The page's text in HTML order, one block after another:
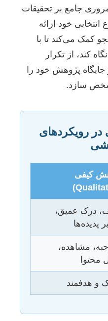
جامع بر تحقیقات
خود ارائه
کمک می‌کند تا با
کند، از تکرار
جایگاه پژوهش خود را
سازد.
در رویکردهای
کیفی
درک عمیق،
پدیده‌ها
مشاهده،
محتوا
و هدفمند